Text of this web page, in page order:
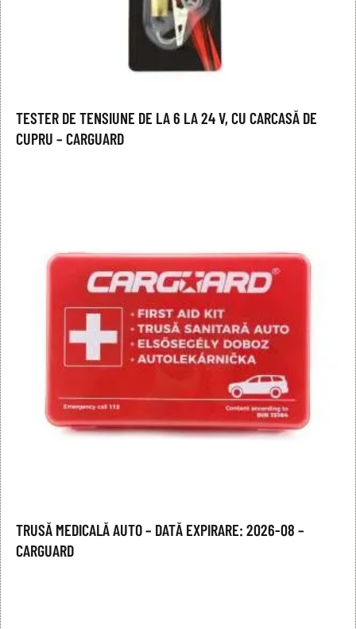
TESTER DE TENSIUNE DE LA 6 LA 24 V, CU CARCASĂ DE
CUPRU – CARGUARD
TRUSĂ MEDICALĂ AUTO – DATĂ EXPIRARE: 2026-08 –
CARGUARD